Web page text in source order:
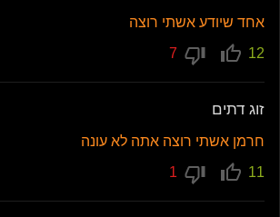
אחד שיודע אשתי רוצה
12
זוג דתים
חרמן אשתי רוצה אתה לא עונה
11